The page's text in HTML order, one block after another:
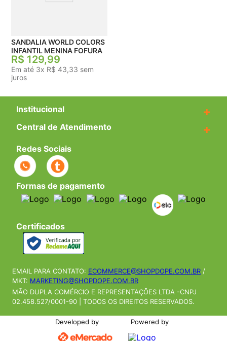
SANDALIA WORLD COLORS
INFANTIL MENINA FOFURA
R$ 129,99
Em até 3x R$ 43,33 sem
juros
Institucional +
Central de Atendimento +
Redes Sociais
Formas de pagamento
Certificados
EMAIL PARA CONTATO: ECOMMERCE@SHOPDOPE.COM.BR /
MKT: MARKETING@SHOPDOPE.COM.BR
MÃO DUPLA COMÉRCIO E REPRESENTAÇÕES LTDA -CNPJ
02.458.527/0001-90 | TODOS OS DIREITOS RESERVADOS.
Developed by Powered by